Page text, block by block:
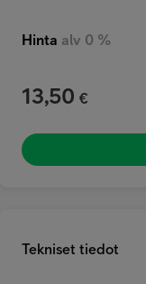
Hinta alv 0 %
13,50 €
Tekniset tiedot